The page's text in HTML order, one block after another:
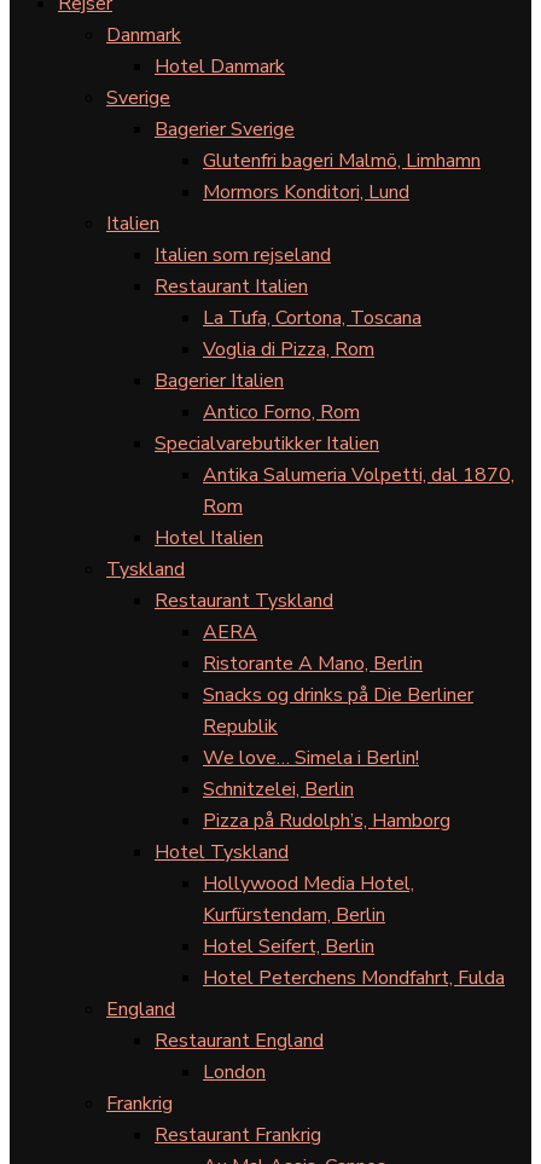
Danmark
Hotel Danmark
Sverige
Bagerier Sverige
Glutenfri bageri Malmö, Limhamn
Mormors Konditori, Lund
Italien
Italien som rejseland
Restaurant Italien
La Tufa, Cortona, Toscana
Voglia di Pizza, Rom
Bagerier Italien
Antico Forno, Rom
Specialvarebutikker Italien
Antika Salumeria Volpetti, dal 1870,
Rom
Hotel Italien
Tyskland
Restaurant Tyskland
AERA
Ristorante A Mano, Berlin
Snacks og drinks på Die Berliner
Republik
We love… Simela i Berlin!
Schnitzelei, Berlin
Pizza på Rudolph’s, Hamborg
Hotel Tyskland
Hollywood Media Hotel,
Kurfürstendam, Berlin
Hotel Seifert, Berlin
Hotel Peterchens Mondfahrt, Fulda
England
Restaurant England
London
Frankrig
Restaurant Frankrig